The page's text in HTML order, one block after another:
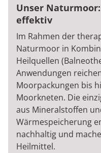
Unser
effektiv
Im Rahmen der
Naturmoor in
Heilquellen
Anwendungen
Moorpackungen bis
Moorkneten. Die
aus Mineralstoffen
Wärmespeicherung
nachhaltig und
Heilmittel.